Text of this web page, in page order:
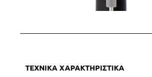
ΤΕΧΝΙΚΑ ΧΑΡΑΚΤΗΡΙΣΤΙΚΑ